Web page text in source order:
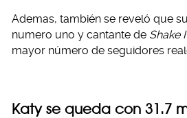
Ademas, también se reveló que
numero uno y cantante de Shake
mayor número de seguidores
Katy se queda con 31.7